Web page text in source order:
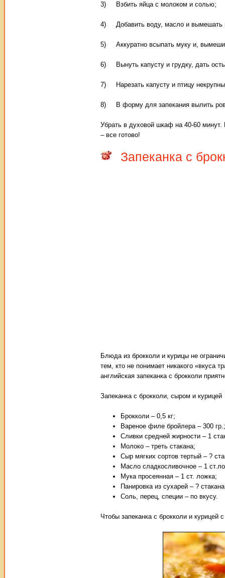
3) Взбить яйца с молоком и солью;
4) Добавить воду, масло и вымешать
5) Аккуратно всыпать муку и,
6) Вынуть капусту и грудку, дать
7) Нарезать капусту и птицу
8) В форму для запекания вылить
Убрать в духовой шкаф на 40-60 минут.
– все готово!
Запеканка с
Блюда из брокколи и курицы не
тем, кто не понимает никакого «вкуса
английская запеканка с брокколи
Запеканка с брокколи, сыром и курицей
Брокколи – 0,5 кг;
Вареное филе бройлера – 300 гр.;
Сливки средней жирности – 1
Молоко – треть стакана;
Сыр мягких сортов тертый – ?
Масло сладкосливочное – 1
Мука просеянная – 1 ст. ложка;
Панировка из сухарей – ?
Соль, перец, специи – по вкусу.
Чтобы запеканка с брокколи и